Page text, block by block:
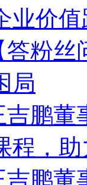
业价
答粉
局
吉鹏董
程，
吉鹏董